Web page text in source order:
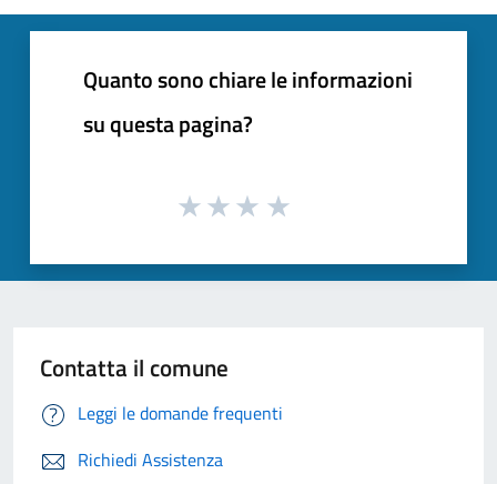
Quanto sono chiare le informazioni
su questa pagina?
Contatta il comune
Leggi le domande frequenti
Richiedi Assistenza